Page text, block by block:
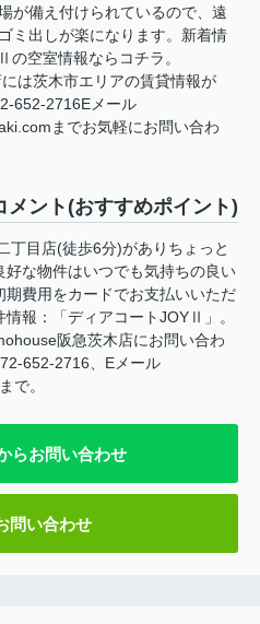
が備え付けられているので、遠
ミ出しが楽になります。新着情
空室情報ならコチラ。
は茨木市エリアの賃貸情報が
652-2716Eメール
までお気軽にお問い合わ
ント(おすすめポイント)
丁目店(徒歩6分)がありちょっと
好な物件はいつでも気持ちの良い
費用をカードでお支払いいただ
報：「ディアコートJOYⅡ」。
阪急茨木店にお問い合わ
652-2716、Eメール
で。
らお問い合わせ
問い合わせ